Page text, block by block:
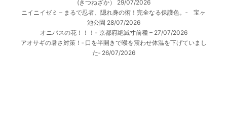
(きつねざか）
29/07/2026
ニイニイゼミ – まるで忍者、隠れ身の術！完全なる保護色。‐ 宝ヶ
池公園 28/07/2026
オニバスの花！！！- 京都府絶滅寸前種 – 27/07/2026
アオサギの暑さ対策！‐ 口を半開きで喉を震わせ体温を下げていまし
た‐ 26/07/2026